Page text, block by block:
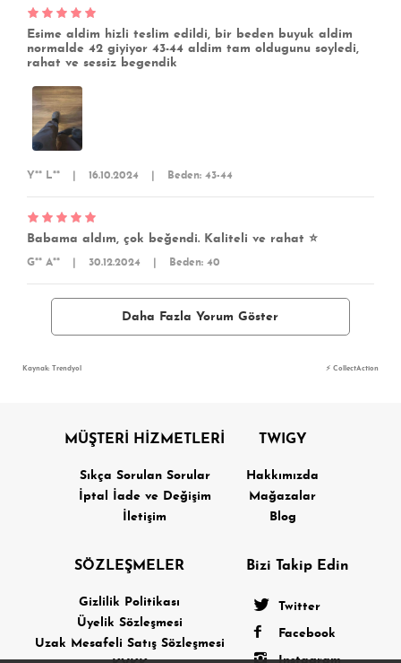
Esime aldim hizli teslim edildi, bir beden buyuk aldim
normalde 42 giyiyor 43-44 aldim tam oldugunu soyledi,
rahat ve sessiz begendik
Y** L** 16.10.2024 Beden: 43-44
Babama aldım, çok beğendi. Kaliteli ve rahat ⭐️
G** A** 30.12.2024 Beden: 40
Daha Fazla Yorum Göster
Kaynak: Trendyol ⚡ CollectAction
MÜŞTERİ HİZMETLERİ
Sıkça Sorulan Sorular
İptal İade ve Değişim
İletişim
TWIGY
Hakkımızda
Mağazalar
Blog
SÖZLEŞMELER
Gizlilik Politikası
Üyelik Sözleşmesi
Uzak Mesafeli Satış Sözleşmesi
Bizi Takip Edin
Twitter
Facebook